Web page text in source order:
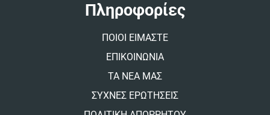
Πληροφορίες
ΠΟΙΟΙ ΕΙΜΑΣΤΕ
ΕΠΙΚΟΙΝΩΝΙΑ
ΤΑ ΝΕΑ ΜΑΣ
ΣΥΧΝΕΣ ΕΡΩΤΗΣΕΙΣ